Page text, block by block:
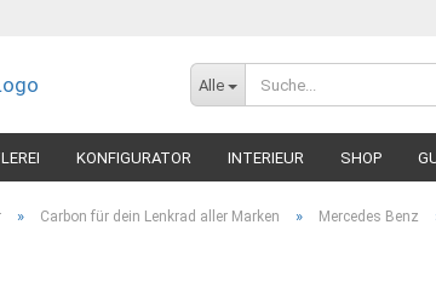
Alle
KONFIGURATOR INTERIEUR SHOP
» Carbon für dein Lenkrad aller Marken » Mercedes Benz